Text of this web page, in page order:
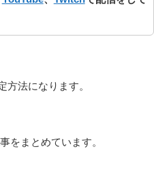
方法になります。
をまとめています。